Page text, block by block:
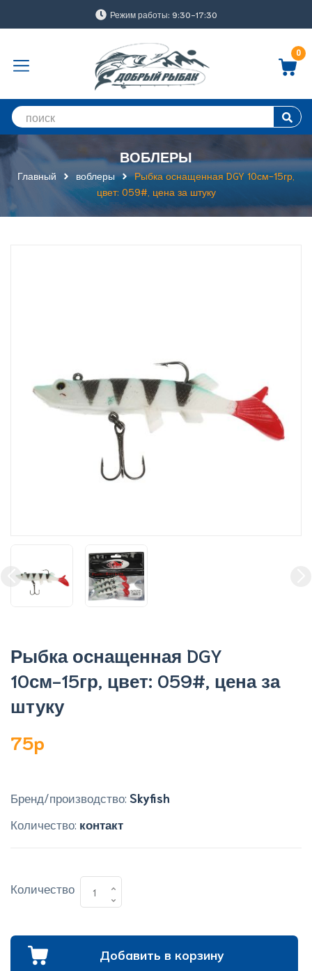
Режим работы: 9:30-17:30
0
ВОБЛЕРЫ
Главный воблеры
Рыбка оснащенная DGY 10см-15гр,
цвет: 059#, цена за штуку
Рыбка оснащенная DGY
10см-15гр, цвет: 059#, цена за
штуку
75p
Бренд/производство: Skyfish
Количество: контакт
Количество
Добавить в корзину